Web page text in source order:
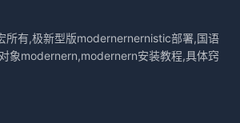
所有,极新型版modernernernistic部署,国语
象modernern,modernern安装教程,具体窍